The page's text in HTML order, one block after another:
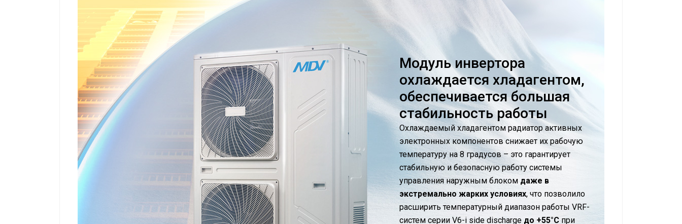
Модуль инвертора
охлаждается хладагентом,
обеспечивается большая
стабильность работы
Охлаждаемый хладагентом радиатор активных
электронных компонентов снижает их рабочую
температуру на 8 градусов – это гарантирует
стабильную и безопасную работу системы
управления наружным блоком даже в
экстремально жарких условиях, что позволило
расширить температурный диапазон работы VRF-
систем серии V6-i side discharge до +55°С при